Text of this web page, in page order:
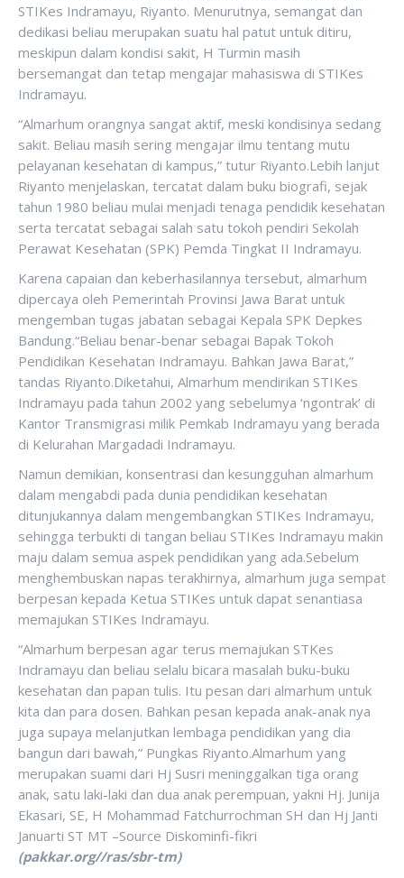
STIKes Indramayu, Riyanto. Menurutnya, semangat dan
dedikasi beliau merupakan suatu hal patut untuk ditiru,
meskipun dalam kondisi sakit, H Turmin masih
bersemangat dan tetap mengajar mahasiswa di STIKes
Indramayu.
“Almarhum orangnya sangat aktif, meski kondisinya sedang
sakit. Beliau masih sering mengajar ilmu tentang mutu
pelayanan kesehatan di kampus,” tutur Riyanto.Lebih lanjut
Riyanto menjelaskan, tercatat dalam buku biografi, sejak
tahun 1980 beliau mulai menjadi tenaga pendidik kesehatan
serta tercatat sebagai salah satu tokoh pendiri Sekolah
Perawat Kesehatan (SPK) Pemda Tingkat II Indramayu.
Karena capaian dan keberhasilannya tersebut, almarhum
dipercaya oleh Pemerintah Provinsi Jawa Barat untuk
mengemban tugas jabatan sebagai Kepala SPK Depkes
Bandung.“Beliau benar-benar sebagai Bapak Tokoh
Pendidikan Kesehatan Indramayu. Bahkan Jawa Barat,”
tandas Riyanto.Diketahui, Almarhum mendirikan STIKes
Indramayu pada tahun 2002 yang sebelumya ‘ngontrak’ di
Kantor Transmigrasi milik Pemkab Indramayu yang berada
di Kelurahan Margadadi Indramayu.
Namun demikian, konsentrasi dan kesungguhan almarhum
dalam mengabdi pada dunia pendidikan kesehatan
ditunjukannya dalam mengembangkan STIKes Indramayu,
sehingga terbukti di tangan beliau STIKes Indramayu makin
maju dalam semua aspek pendidikan yang ada.Sebelum
menghembuskan napas terakhirnya, almarhum juga sempat
berpesan kepada Ketua STIKes untuk dapat senantiasa
memajukan STIKes Indramayu.
“Almarhum berpesan agar terus memajukan STKes
Indramayu dan beliau selalu bicara masalah buku-buku
kesehatan dan papan tulis. Itu pesan dari almarhum untuk
kita dan para dosen. Bahkan pesan kepada anak-anak nya
juga supaya melanjutkan lembaga pendidikan yang dia
bangun dari bawah,” Pungkas Riyanto.Almarhum yang
merupakan suami dari Hj Susri meninggalkan tiga orang
anak, satu laki-laki dan dua anak perempuan, yakni Hj. Junija
Ekasari, SE, H Mohammad Fatchurrochman SH dan Hj Janti
Januarti ST MT –Source Diskominfi-fikri
(pakkar.org//ras/sbr-tm)